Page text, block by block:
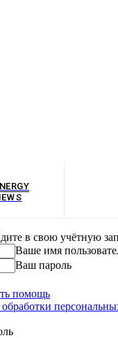
в свою учётную
Ваше имя
Ваш пароль
помощь